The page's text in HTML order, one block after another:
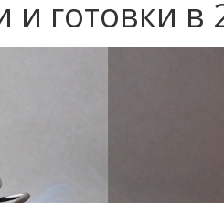
готовки в